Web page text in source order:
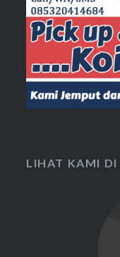
LIHAT KAMI DI